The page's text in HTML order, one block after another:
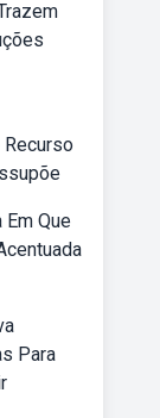
Que
Para